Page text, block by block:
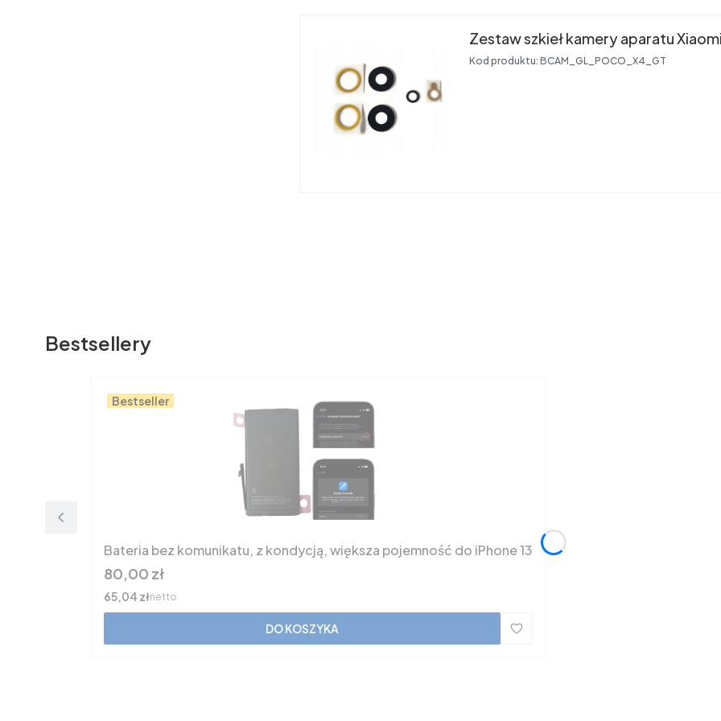
Zestaw szkieł kamery aparatu
Kod produktu: BCAM_GL_POCO_X4_GT
Bestsellery
Bestseller
Bateria bez komunikatu, z kondycją, większa pojemność do iPhone 13
Cena
80,00 zł
Cena
65,04 złnetto
DO KOSZYKA